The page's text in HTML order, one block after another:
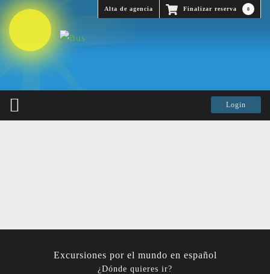
Finalizar reserva 0
Alta de agencia
Excursiones por el mundo en español
¿Dónde quieres ir?